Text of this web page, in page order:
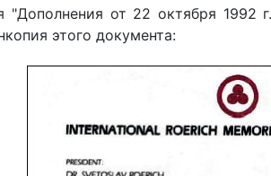
"Дополнения от 22 октября
этого документа: